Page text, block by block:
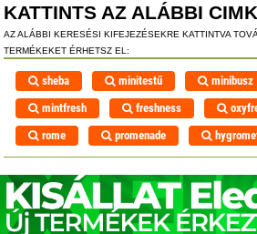
KATTINTS AZ ALÁBBI
AZ ALÁBBI KERESÉSI KIFEJEZÉSEKRE KATTINTVA
TERMÉKEKET ÉRHETSZ EL:
sheba minitestű minibusz
mintfresh
freshness
rome
promenade